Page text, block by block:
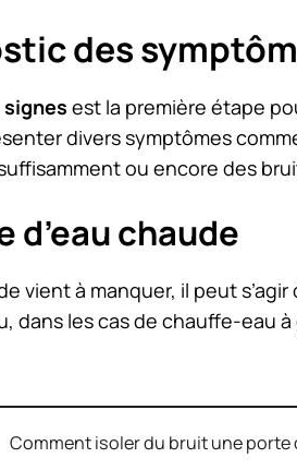
des
est la première étape
divers symptômes
ou encore des
d’eau chaude
vient à manquer, il peut
dans les cas de chauffe-eau
Comment isoler du bruit une